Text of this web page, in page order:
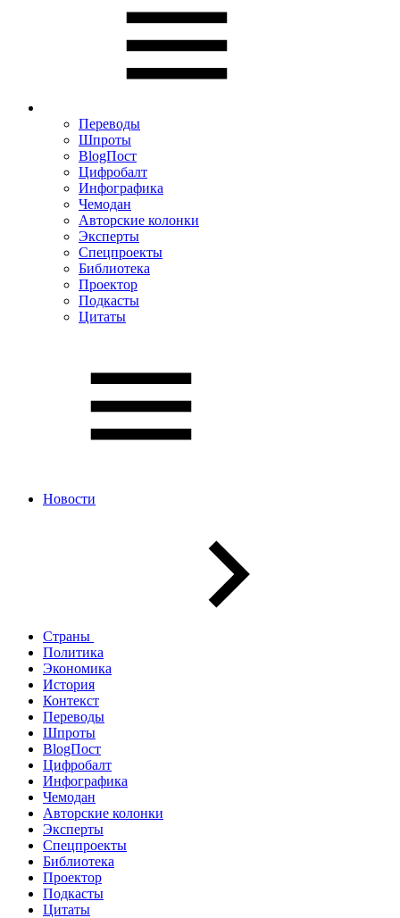
Переводы
Шпроты
BlogПост
Цифробалт
Инфографика
Чемодан
Авторские колонки
Эксперты
Спецпроекты
Библиотека
Проектор
Подкасты
Цитаты
Новости
Страны
Политика
Экономика
История
Контекст
Переводы
Шпроты
BlogПост
Цифробалт
Инфографика
Чемодан
Авторские колонки
Эксперты
Спецпроекты
Библиотека
Проектор
Подкасты
Цитаты